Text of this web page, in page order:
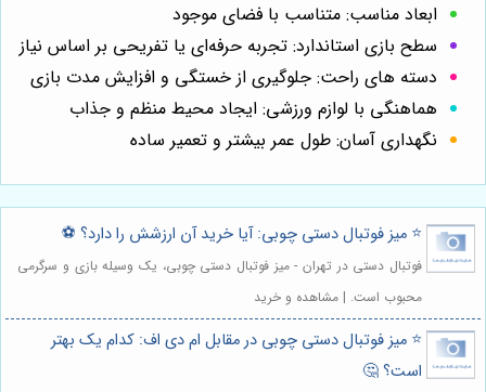
ابعاد مناسب: متناسب با فضای موجود
سطح بازی استاندارد: تجربه حرفه‌ای یا تفریحی بر اساس نیاز
دسته‌ های راحت: جلوگیری از خستگی و افزایش مدت بازی
هماهنگی با لوازم ورزشی: ایجاد محیط منظم و جذاب
نگهداری آسان: طول عمر بیشتر و تعمیر ساده
⭐️ میز فوتبال دستی چوبی: آیا خرید آن ارزشش را دارد؟ ⚽️
فوتبال دستی در تهران - میز فوتبال دستی چوبی، یک وسیله بازی و سرگرمی
محبوب است. | مشاهده و خرید
⭐️ میز فوتبال دستی چوبی در مقابل ام دی اف: کدام یک بهتر
است؟ 🤔